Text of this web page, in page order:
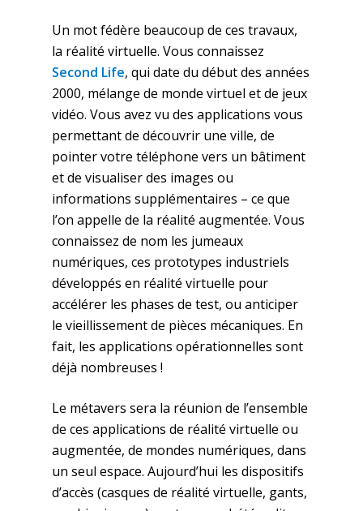
Un mot fédère beaucoup de ces travaux,
la réalité virtuelle. Vous connaissez
Second Life, qui date du début des années
2000, mélange de monde virtuel et de jeux
vidéo. Vous avez vu des applications vous
permettant de découvrir une ville, de
pointer votre téléphone vers un bâtiment
et de visualiser des images ou
informations supplémentaires – ce que
l’on appelle de la réalité augmentée. Vous
connaissez de nom les jumeaux
numériques, ces prototypes industriels
développés en réalité virtuelle pour
accélérer les phases de test, ou anticiper
le vieillissement de pièces mécaniques. En
fait, les applications opérationnelles sont
déjà nombreuses !
Le métavers sera la réunion de l’ensemble
de ces applications de réalité virtuelle ou
augmentée, de mondes numériques, dans
un seul espace. Aujourd’hui les dispositifs
d’accès (casques de réalité virtuelle, gants,